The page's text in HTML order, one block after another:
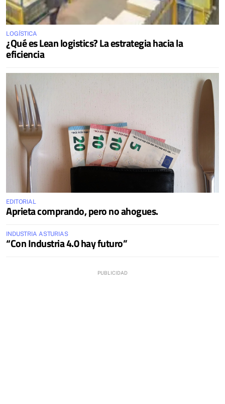
LOGÍSTICA
¿Qué es Lean logistics? La estrategia hacia la
eficiencia
EDITORIAL
Aprieta comprando, pero no ahogues.
INDUSTRIA ASTURIAS
“Con Industria 4.0 hay futuro”